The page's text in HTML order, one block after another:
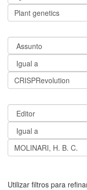
Utilizar filtros para